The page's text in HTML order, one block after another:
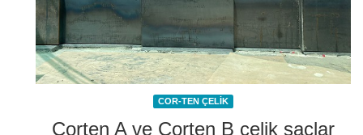
COR-TEN ÇELİK
Corten A ve Corten B çelik saclar